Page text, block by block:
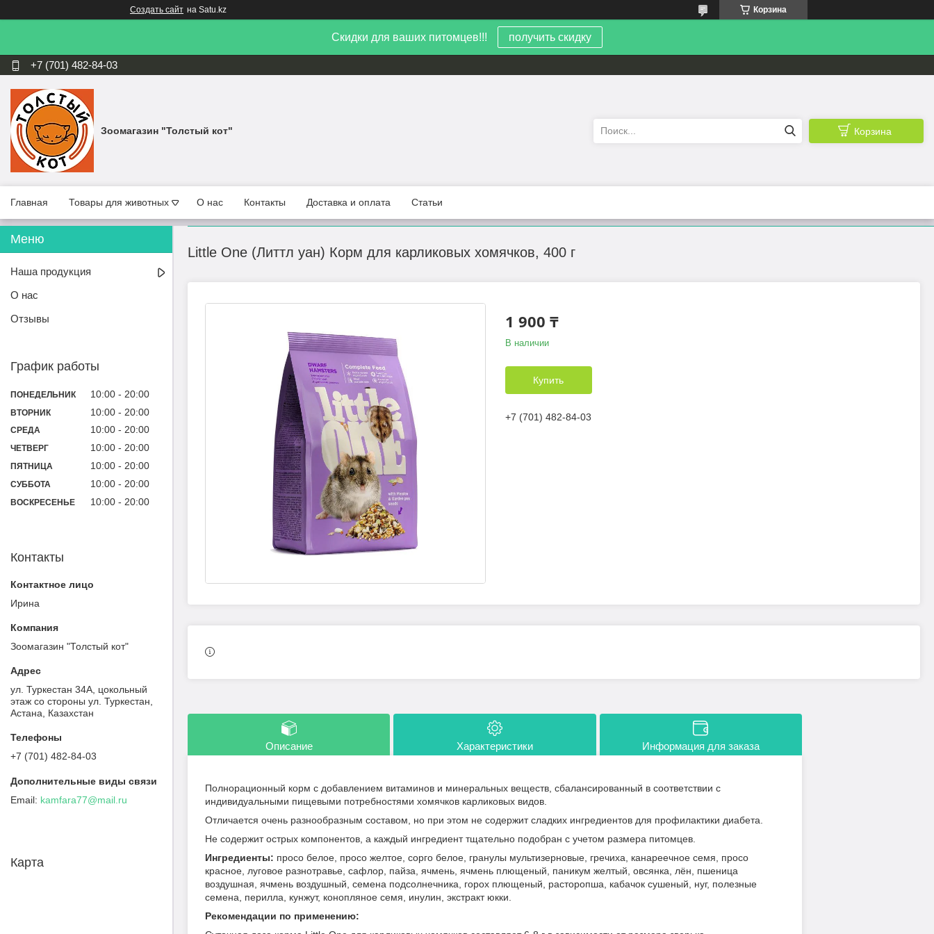
Создать сайт на Satu.kz Корзина
Скидки для ваших питомцев!!! получить скидку
+7 (701) 482-84-03
Зоомагазин "Толстый кот" Корзина
Главная Товары для животных О нас Контакты Доставка и оплата Статьи
Little One (Литтл уан) Корм для карликовых хомячков, 400 г
1 900 ₸
В наличии
Купить
+7 (701) 482-84-03
Описание Характеристики Информация для заказа
Полнорационный корм с добавлением витаминов и минеральных веществ, сбалансированный в соответствии с
индивидуальными пищевыми потребностями хомячков карликовых видов.
Отличается очень разнообразным составом, но при этом не содержит сладких ингредиентов для профилактики диабета.
Не содержит острых компонентов, а каждый ингредиент тщательно подобран с учетом размера питомцев.
Ингредиенты: просо белое, просо желтое, сорго белое, гранулы мультизерновые, гречиха, канареечное семя, просо
красное, луговое разнотравье, сафлор, пайза, ячмень, ячмень плющеный, паникум желтый, овсянка, лён, пшеница
воздушная, ячмень воздушный, семена подсолнечника, горох плющеный, расторопша, кабачок сушеный, нуг, полезные
семена, перилла, кунжут, конопляное семя, инулин, экстракт юкки.
Рекомендации по применению:
Наша продукция
О нас
Отзывы
График работы
ПОНЕДЕЛЬНИК 10:00 20:00
ВТОРНИК 10:00 20:00
СРЕДА 10:00 20:00
ЧЕТВЕРГ 10:00 20:00
ПЯТНИЦА 10:00 20:00
СУББОТА 10:00 20:00
ВОСКРЕСЕНЬЕ 10:00 20:00
Контакты
Ирина
Зоомагазин "Толстый кот"
ул. Туркестан 34А, цокольный
этаж со стороны ул. Туркестан,
Астана, Казахстан
+7 (701) 482-84-03
kamfara77@mail.ru
Карта